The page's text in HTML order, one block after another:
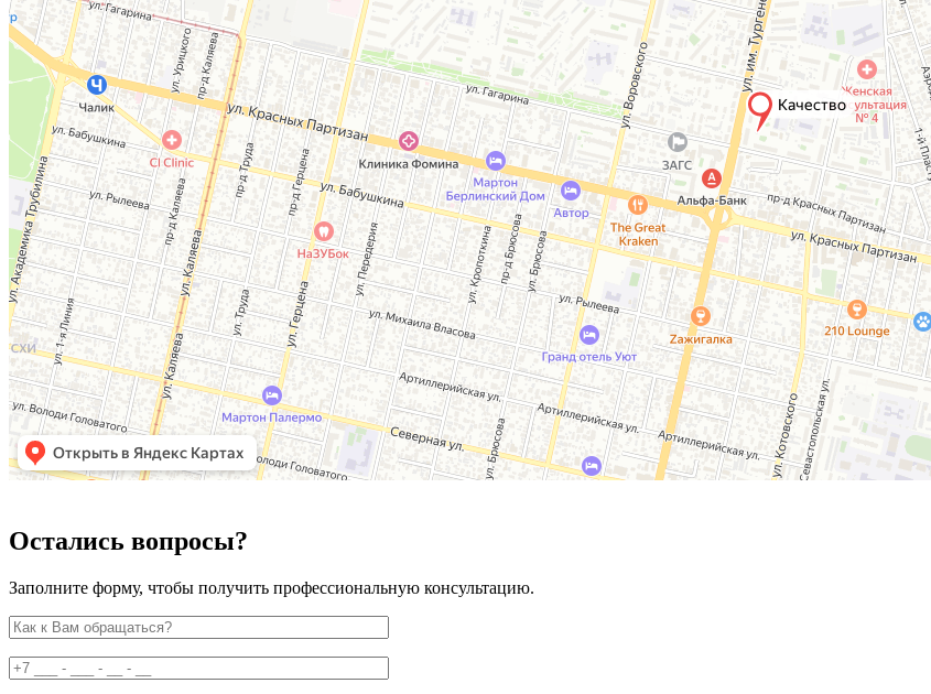
Остались вопросы?
Заполните форму, чтобы получить профессиональную консультацию.